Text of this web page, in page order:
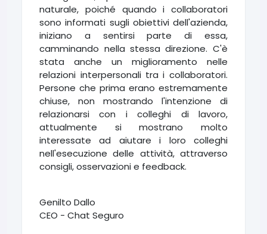
naturale, poiché quando i collaboratori
sono informati sugli obiettivi dell'azienda,
iniziano a sentirsi parte di essa,
camminando nella stessa direzione. C'è
stata anche un miglioramento nelle
relazioni interpersonali tra i collaboratori.
Persone che prima erano estremamente
chiuse, non mostrando l'intenzione di
relazionarsi con i colleghi di lavoro,
attualmente si mostrano molto
interessate ad aiutare i loro colleghi
nell'esecuzione delle attività, attraverso
consigli, osservazioni e feedback.
Genilto Dallo
CEO - Chat Seguro